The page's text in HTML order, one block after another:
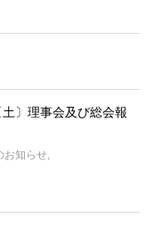
〕理事会及び総会報
お知らせ